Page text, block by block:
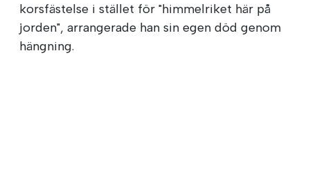
korsfästelse i stället för "himmelriket här på
jorden", arrangerade han sin egen död genom
hängning.